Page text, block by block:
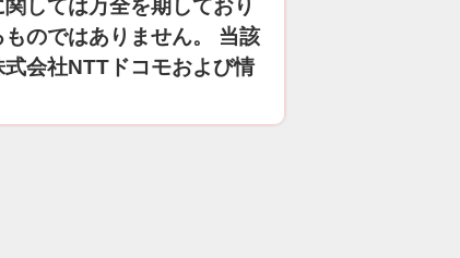
しては万全を期しており
のではありません。 当該
会社NTTドコモおよび情